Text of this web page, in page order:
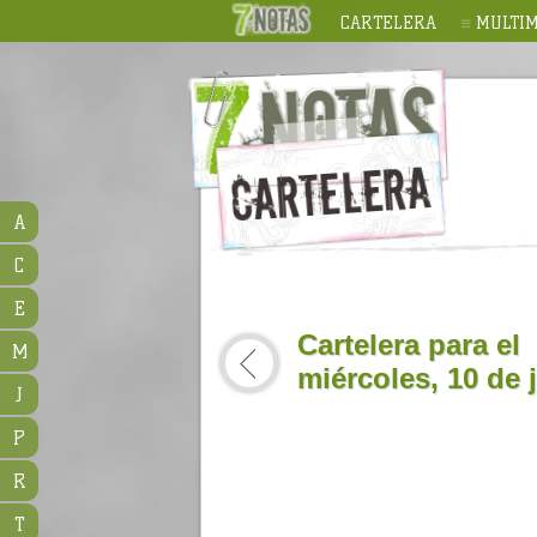
CARTELERA
Cartelera para el
miércoles, 10 de
A
C
E
M
J
P
R
T